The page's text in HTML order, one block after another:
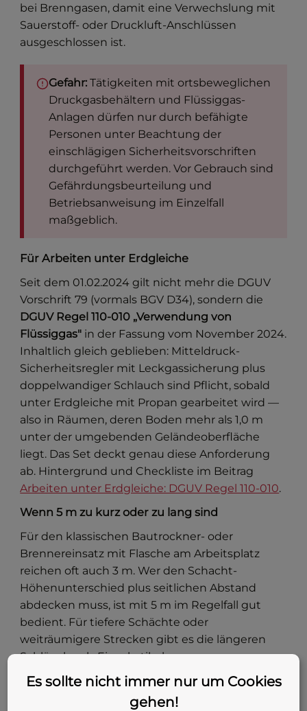
bei Brenngasen, damit eine Verwechslung mit
Sauerstoff- oder Druckluft-Anschlüssen
ausgeschlossen ist.
Gefahr: Tätigkeiten mit ortsbeweglichen
Druckgasbehältern und Flüssiggas-
Anlagen dürfen nur durch befähigte
Personen unter Beachtung der
einschlägigen Sicherheitsvorschriften
durchgeführt werden. Vor Gebrauch sind
Gefährdungsbeurteilung und
Betriebsanweisung im Einzelfall
maßgeblich.
Für Arbeiten unter Erdgleiche
Seit dem 01.02.2024 gilt nicht mehr die DGUV
Vorschrift 79 (vormals BGV D34), sondern die
DGUV Regel 110-010 „Verwendung von
Flüssiggas" in der Fassung vom November 2024.
Inhaltlich gleich geblieben: Mitteldruck-
Sicherheitsregler mit Leckgassicherung plus
doppelwandiger Schlauch sind Pflicht, sobald
unter Erdgleiche mit Propan gearbeitet wird —
also in Räumen, deren Boden mehr als 1,0 m
unter der umgebenden Geländeoberfläche
liegt. Das Set deckt genau diese Anforderung
ab. Hintergrund und Checkliste im Beitrag
Arbeiten unter Erdgleiche: DGUV Regel 110-010.
Wenn 5 m zu kurz oder zu lang sind
Für den klassischen Bautrockner- oder
Brennereinsatz mit Flasche am Arbeitsplatz
reichen oft auch 3 m. Wer den Schacht-
Höhenunterschied plus seitlichen Abstand
abdecken muss, ist mit 5 m im Regelfall gut
bedient. Für tiefere Schächte oder
weiträumigere Strecken gibt es die längeren
Schläuche als Einzelartikel:
Komplettset mit 3-m-Doppelschlauch— die
kürzere und günstigere Variante.
Es sollte nicht immer nur um Cookies
gehen!